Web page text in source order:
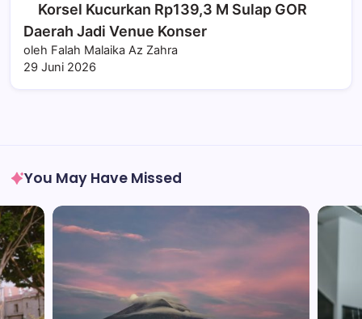
Korsel Kucurkan Rp139,3 M Sulap GOR
Daerah Jadi Venue Konser
oleh Falah Malaika Az Zahra
29 Juni 2026
You May Have Missed